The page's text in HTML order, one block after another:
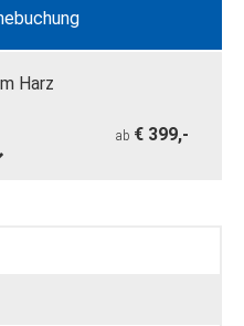
Harz
ab € 399,-